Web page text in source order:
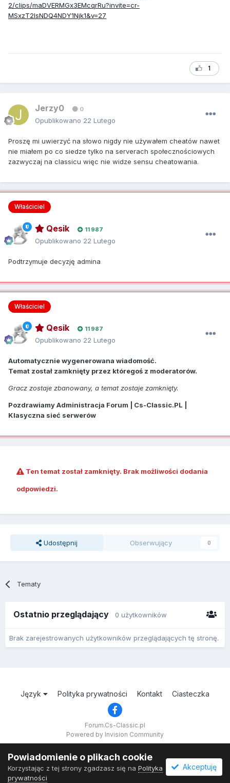
2/clips/maDVERMGx3EMcqrRu?invite=cr-
MSxzT2IsNDQ4NDY1Njk1&v=27
1
Jerzy0 0
Opublikowano 22 Lutego
Proszę mi uwierzyć na słowo nigdy nie używałem cheatów nawet
nie miałem po co siedze tylko na serverach społecznościowych
zazwyczaj na classicu więc nie widze sensu cheatowania.
Właściciel
Qesik 11 987
Opublikowano 22 Lutego
Podtrzymuje decyzję admina
Właściciel
Qesik 11 987
Opublikowano 22 Lutego
Automatycznie wygenerowana wiadomość.
Temat został zamknięty przez któregoś z moderatorów.
Gracz zostaje zbanowany, a temat zostaje zamknięty.
Pozdrawiamy Administracja Forum | Cs-Classic.PL |
Klasyczna sieć serwerów
Ten temat został zamknięty. Brak możliwości dodania
odpowiedzi.
Udostępnij Obserwujący 0
Tematy
Ostatnio przeglądający 0 użytkowników
Brak zarejestrowanych użytkowników przeglądających tę stronę.
Język Polityka prywatności Kontakt Ciasteczka
Forum.Cs-Classic.pl
Powered by Invision Community
Powiadomienie o plikach cookie
Korzystając z tej strony zgadzasz się na Polityka
prywatności
Akceptuję